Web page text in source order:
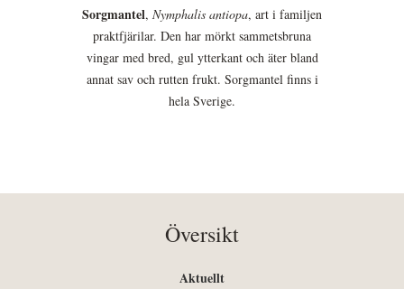
Sorgmantel, Nymphalis antiopa, art i familjen
praktfjärilar. Den har mörkt sammetsbruna
vingar med bred, gul ytterkant och äter bland
annat sav och rutten frukt. Sorgmantel finns i
hela Sverige.
Översikt
Aktuellt